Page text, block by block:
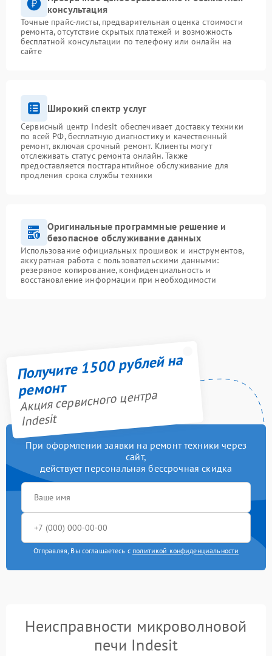
консультация
Точные прайс-листы, предварительная оценка стоимости
ремонта, отсутствие скрытых платежей и возможность
бесплатной консультации по телефону или онлайн на
сайте
Широкий спектр услуг
Сервисный центр Indesit обеспечивает доставку техники
по всей РФ, бесплатную диагностику и качественный
ремонт, включая срочный ремонт. Клиенты могут
отслеживать статус ремонта онлайн. Также
предоставляется постгарантийное обслуживание для
продления срока службы техники
Оригинальные программные решение и
безопасное обслуживание данных
Использование официальных прошивок и инструментов,
аккуратная работа с пользовательскими данными:
резервное копирование, конфиденциальность и
восстановление информации при необходимости
Получите 1500 рублей на
ремонт
Акция сервисного центра
Indesit
При оформлении заявки на ремонт техники через
сайт,
действует персональная бессрочная скидка
Отправляя, Вы соглашаетесь с политикой конфиденциальности
Неисправности микроволновой
печи Indesit